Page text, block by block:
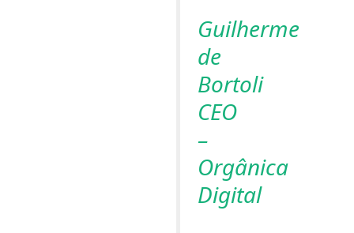
Guilherme
de
Bortoli
CEO
–
Orgânica
Digital